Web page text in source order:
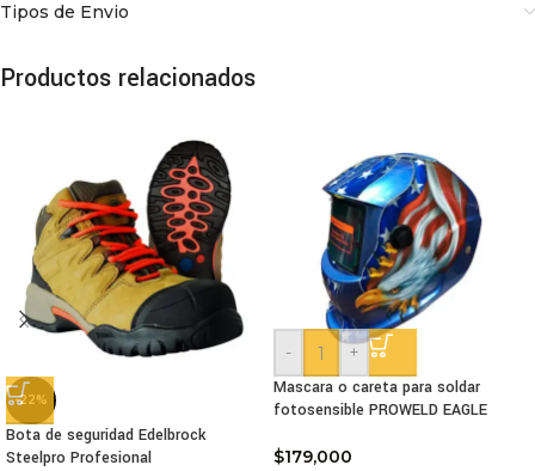
Tipos de Envio
Productos relacionados
-22%
Bota de seguridad Edelbrock
Steelpro Profesional
-
+
Mascara o careta para soldar
fotosensible PROWELD EAGLE
$179,000